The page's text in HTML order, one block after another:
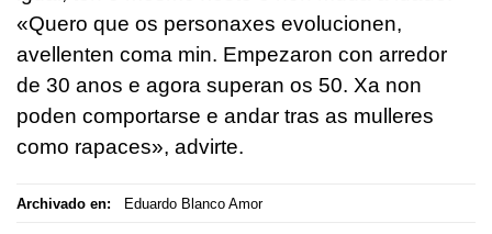
«Quero que os personaxes evolucionen,
avellenten coma min. Empezaron con arredor
de 30 anos e agora superan os 50. Xa non
poden comportarse e andar tras as mulleres
como rapaces», advirte.
Archivado en: Eduardo Blanco Amor